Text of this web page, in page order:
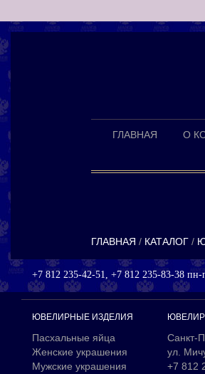
ГЛАВНАЯ О
ГЛАВНАЯ КАТАЛОГ
+7 812 235-42-51, +7 812 235-83-38 пн-
ЮВЕЛИРНЫЕ ИЗДЕЛИЯ
Пасхальные яйца
Женские украшения
Мужские украшения
Санкт-
ул.
+7 812